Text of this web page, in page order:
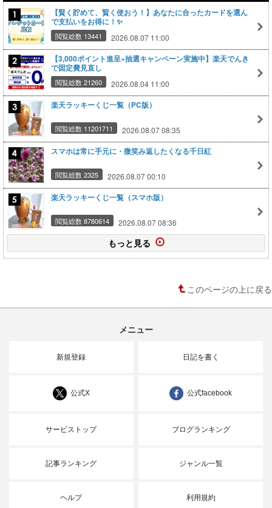
【賢く貯めて、賢く使おう！】あなたに合ったカードを選ん
で支払いをお得に！✨
閲覧総数 13441 2026.08.07 11:00
【3,000ポイント進呈×抽選キャンペーン実施中】楽天でんき
で固定費見直し
閲覧総数 21260 2026.08.04 11:00
楽天ラッキーくじ一覧（PC版）
閲覧総数 11201711 2026.08.07 08:35
スマホは常に手元に・微笑み返したくなる千日紅
閲覧総数 2325 2026.08.07 00:10
楽天ラッキーくじ一覧（スマホ版）
閲覧総数 8780614 2026.08.07 08:36
もっと見る
このページの上に戻る
メニュー
新規登録 日記を書く
公式X 公式facebook
サービストップ ブログランキング
記事ランキング ジャンル一覧
ヘルプ 利用規約